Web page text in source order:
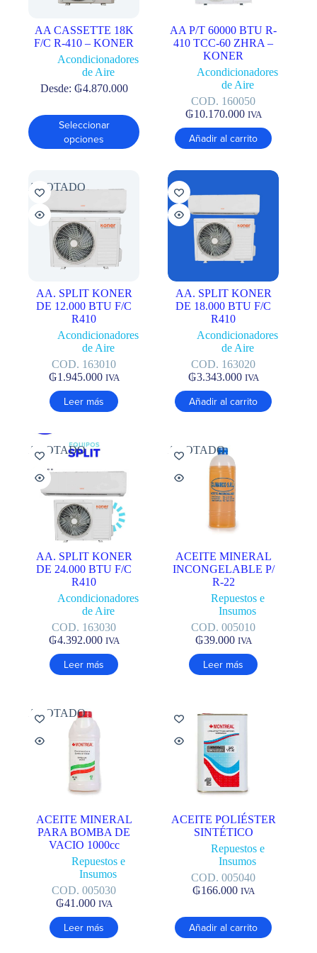
AA CASSETTE 18K
F/C R-410 – KONER
Acondicionadores
de Aire
Desde: ₲4.870.000
Seleccionar
opciones
Este
tiene
Las
se
pueden
elegir
en
la
página
producto
AA P/T 60000 BTU R-
410 TCC-60 ZHRA –
KONER
Acondicionadores
de Aire
COD. 160050
₲10.170.000 IVA
Añadir al carrito
AGOTADO
AA. SPLIT KONER
DE 12.000 BTU F/C
R410
Acondicionadores
de Aire
COD. 163010
₲1.945.000 IVA
Leer más
AA. SPLIT KONER
DE 18.000 BTU F/C
R410
Acondicionadores
de Aire
COD. 163020
₲3.343.000 IVA
Añadir al carrito
AGOTADO
AA. SPLIT KONER
DE 24.000 BTU F/C
R410
Acondicionadores
de Aire
COD. 163030
₲4.392.000 IVA
Leer más
AGOTADO
ACEITE MINERAL
INCONGELABLE P/
R-22
Repuestos e
Insumos
COD. 005010
₲39.000 IVA
Leer más
AGOTADO
ACEITE MINERAL
PARA BOMBA DE
VACIO 1000cc
Repuestos e
Insumos
COD. 005030
₲41.000 IVA
Leer más
ACEITE POLIÉSTER
SINTÉTICO
Repuestos e
Insumos
COD. 005040
₲166.000 IVA
Añadir al carrito